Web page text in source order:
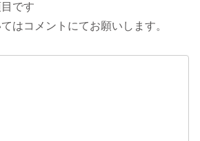
です
はコメントにてお願いします。